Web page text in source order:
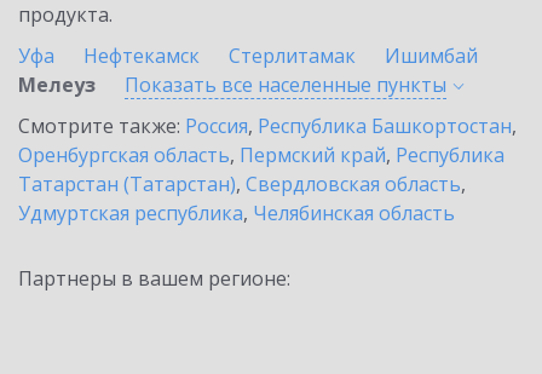
продукта.
Уфа
Нефтекамск Стерлитамак
Ишимбай
Мелеуз
Показать все населенные пункты
Смотрите также: Россия, Республика Башкортостан,
Оренбургская область, Пермский край, Республика
Татарстан (Татарстан), Свердловская область,
Удмуртская республика, Челябинская область
Партнеры в вашем регионе: